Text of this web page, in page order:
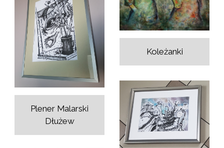
Koleżanki
Plener Malarski
Dłużew